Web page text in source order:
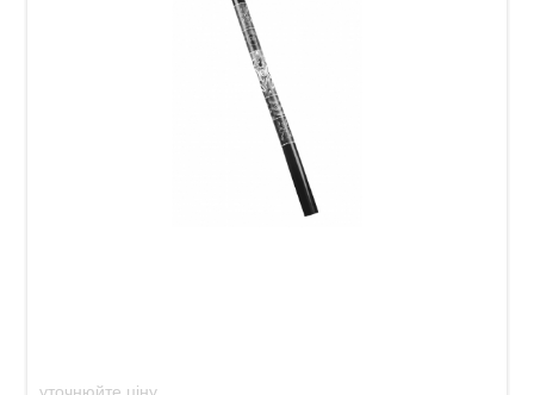
уточнюйте ціну